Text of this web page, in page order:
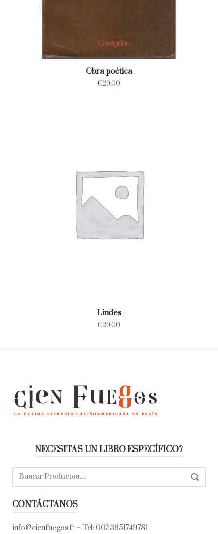
Obra poética
€20.00
Lindes
€20.00
NECESITAS UN LIBRO ESPECÍFICO?
Buscar:
CONTÁCTANOS
info@cienfuegos.fr – Tel: 0033651749781